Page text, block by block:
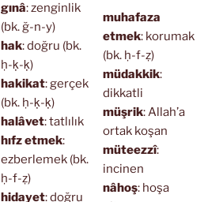
gınâ: zenginlik
(bk. ğ-n-y)
hak: doğru (bk.
ḥ-ḳ-ḳ)
hakikat: gerçek
(bk. ḥ-ḳ-ḳ)
halâvet: tatlılık
hıfz etmek:
ezberlemek (bk.
ḥ-f-ẓ)
hidayet: doğru
muhafaza
etmek: korumak
(bk. ḥ-f-ẓ)
müdakkik:
dikkatli
müşrik: Allah’a
ortak koşan
müteezzî:
incinen
nâhoş: hoşa